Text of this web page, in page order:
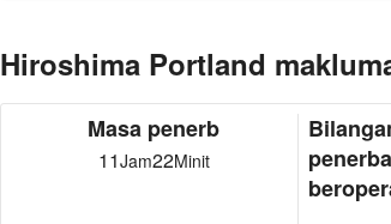
Hiroshima Portland
Masa penerb
11Jam22Minit